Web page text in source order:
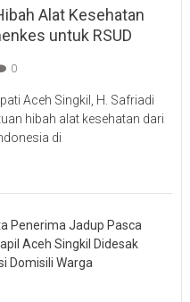
Alat Kesehatan
untuk RSUD
0
Aceh Singkil, H. Safriadi
hibah alat kesehatan dari
di
Penerima Jadup Pasca
Aceh Singkil Didesak
Domisili Warga